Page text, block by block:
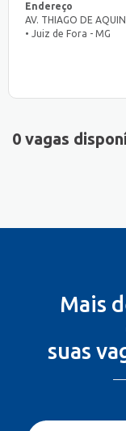
Endereço
AV. THIAGO DE
• Juiz de Fora - MG
0 vagas
Mais
suas